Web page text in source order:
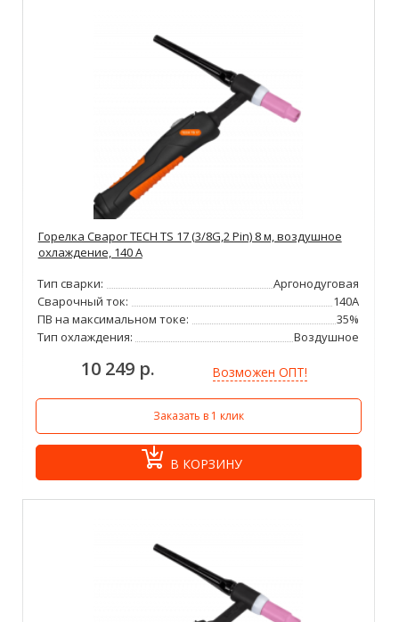
Горелка Сварог TECH TS 17 (3/8G,2 Pin) 8 м, воздушное
охлаждение, 140 А
Тип сварки:
Аргонодуговая
Сварочный ток:
140А
ПВ на максимальном токе:
35%
Тип охлаждения:
Воздушное
10 249 р. Возможен ОПТ!
Заказать в 1 клик
В КОРЗИНУ